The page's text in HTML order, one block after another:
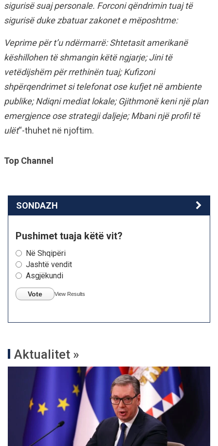
sigurisë suaj personale. Forconi qëndrimin tuaj të
sigurisë duke zbatuar zakonet e mëposhtme:
Veprime për t’u ndërmarrë: Shtetasit amerikanë
këshillohen të shmangin këtë ngjarje; Jini të
vetëdijshëm për rrethinën tuaj; Kufizoni
shpërqendrimet si telefonat ose kufjet në ambiente
publike; Ndiqni mediat lokale; Gjithmonë keni një plan
emergjence ose strategji daljeje; Mbani një profil të
ulët“-thuhet në njoftim.
Top Channel
SONDAZH
Pushimet tuaja këtë vit?
Në Shqipëri
Jashtë vendit
Asgjëkundi
Vote View Results
Aktualitet »